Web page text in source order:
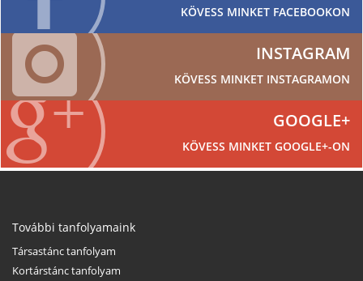
KÖVESS MINKET FACEBOOKON
INSTAGRAM
KÖVESS MINKET INSTAGRAMON
GOOGLE+
KÖVESS MINKET GOOGLE+-ON
További tanfolyamaink
Társastánc tanfolyam
Kortárstánc tanfolyam